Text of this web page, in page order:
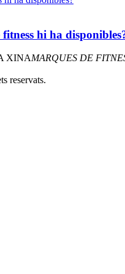
hi ha
XINAMARQUES DE
reservats.